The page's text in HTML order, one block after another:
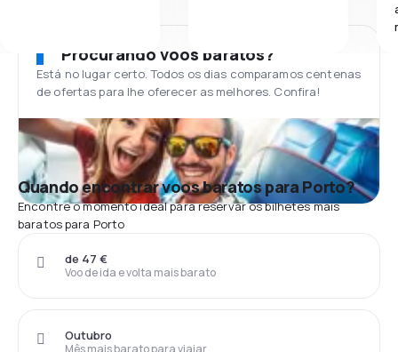
Procurando voos baratos?
Está no lugar certo. Todos os dias comparamos centenas
de ofertas para lhe oferecer as melhores. Confira!
Quando encontrar voos baratos para Porto?
Encontre o momento ideal para reservar os bilhetes mais
baratos para Porto
Voo de ida e volta mais barato
de 47 €
Mês mais barato para viajar
Outubro